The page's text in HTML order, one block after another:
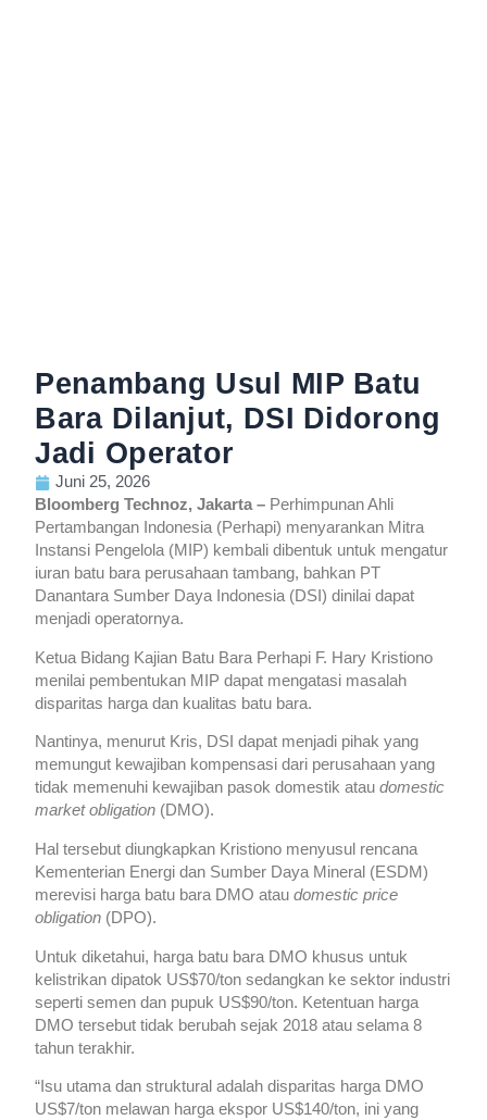
Penambang Usul MIP Batu
Bara Dilanjut, DSI Didorong
Jadi Operator
Juni 25, 2026
Bloomberg Technoz, Jakarta – Perhimpunan Ahli
Pertambangan Indonesia (Perhapi) menyarankan Mitra
Instansi Pengelola (MIP) kembali dibentuk untuk mengatur
iuran batu bara perusahaan tambang, bahkan PT
Danantara Sumber Daya Indonesia (DSI) dinilai dapat
menjadi operatornya.
Ketua Bidang Kajian Batu Bara Perhapi F. Hary Kristiono
menilai pembentukan MIP dapat mengatasi masalah
disparitas harga dan kualitas batu bara.
Nantinya, menurut Kris, DSI dapat menjadi pihak yang
memungut kewajiban kompensasi dari perusahaan yang
tidak memenuhi kewajiban pasok domestik ataudomestic
market obligation (DMO).
Hal tersebut diungkapkan Kristiono menyusul rencana
Kementerian Energi dan Sumber Daya Mineral (ESDM)
merevisi harga batu bara DMO ataudomestic price
obligation (DPO).
Untuk diketahui, harga batu bara DMO khusus untuk
kelistrikan dipatok US$70/ton sedangkan ke sektor industri
seperti semen dan pupuk US$90/ton. Ketentuan harga
DMO tersebut tidak berubah sejak 2018 atau selama 8
tahun terakhir.
“Isu utama dan struktural adalah disparitas harga DMO
US$7/ton melawan harga ekspor US$140/ton, ini yang